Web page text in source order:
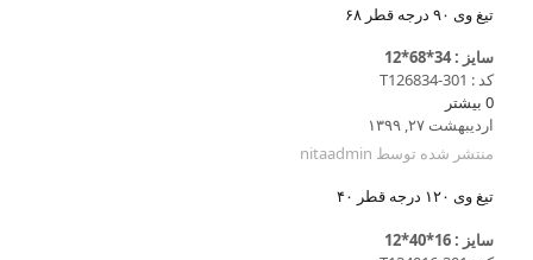
تیغ وی ۹۰ درجه قطر ۶۸
سایز : 34*68*12
کد : T126834-301
0 بیشتر
اردیبهشت ۲۷, ۱۳۹۹
منتشر شده توسط nitaadmin
تیغ وی ۱۲۰ درجه قطر ۴۰
سایز : 16*40*12